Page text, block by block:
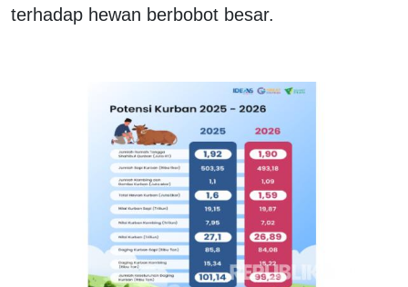
terhadap hewan berbobot besar.